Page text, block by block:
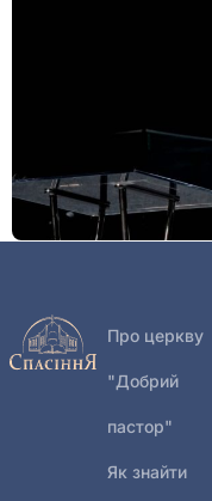
27.07.2026
Про церкву
"Добрий
пастор"
Як знайти